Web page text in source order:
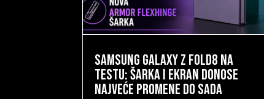
Samsung Galaxy Z Fold8 na
testu: šarka i ekran donose
najveće promene do sada